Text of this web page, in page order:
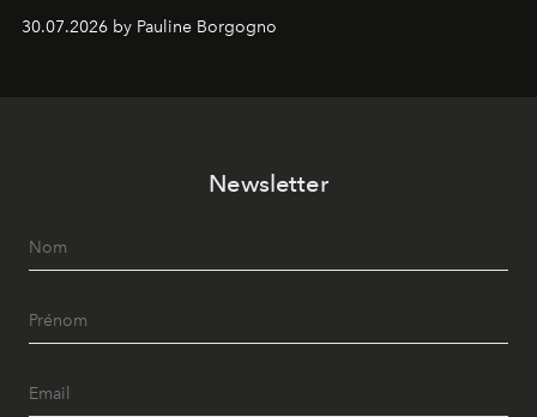
Chemistry Eau de Parfum.
30.07.2026 by Pauline Borgogno
Newsletter